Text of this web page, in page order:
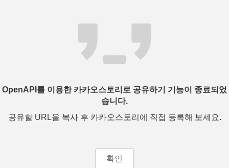
OpenAPI를 이용한 카카오스토리로 공유하기 기능이 종료되었
습니다.
공유할 URL을 복사 후 카카오스토리에 직접 등록해 보세요.
확인